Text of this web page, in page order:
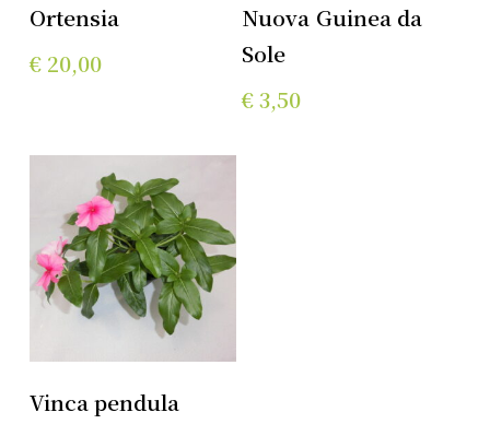
Carrello
Ortensia
€20,00
Carrello
Nuova Guinea da
Sole
€3,50
Vinca pendula